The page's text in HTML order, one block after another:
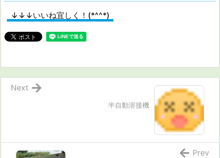
↓↓↓いいね宜しく！(*^^*)
半自動溶接機
Next
Prev